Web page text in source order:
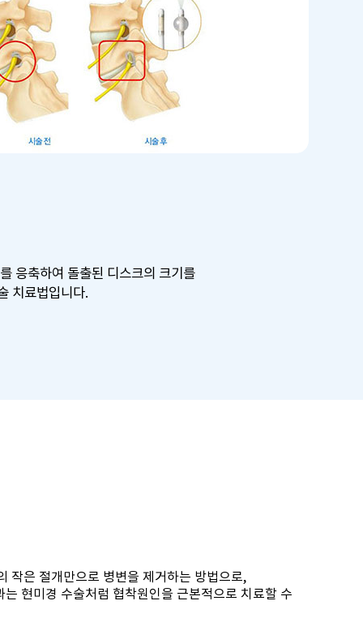
응축하여 돌출된 디스크의 크기를
치료법입니다.
작은 절개만으로 병변을 제거하는 방법으로,
현미경 수술처럼 협착원인을 근본적으로 치료할 수